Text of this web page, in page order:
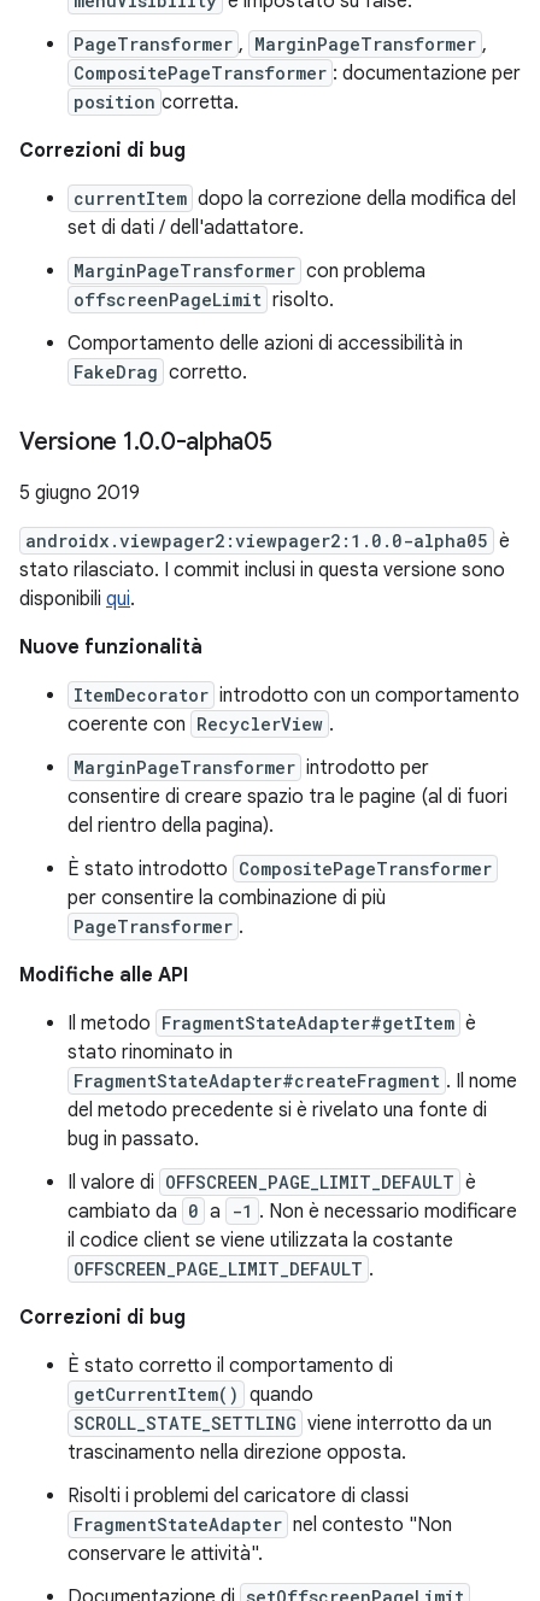
PageTransformer , MarginPageTransformer ,
CompositePageTransformer : documentazione per
position corretta.
Correzioni di bug
currentItem dopo la correzione della modifica del
set di dati / dell'adattatore.
MarginPageTransformer con problema
offscreenPageLimit risolto.
Comportamento delle azioni di accessibilità in
FakeDrag corretto.
Versione 1.0.0-alpha05
5 giugno 2019
androidx.viewpager2:viewpager2:1.0.0-alpha05 è
stato rilasciato. I commit inclusi in questa versione sono
disponibili qui.
Nuove funzionalità
ItemDecorator introdotto con un comportamento
coerente con RecyclerView .
MarginPageTransformer introdotto per
consentire di creare spazio tra le pagine (al di fuori
del rientro della pagina).
È stato introdotto CompositePageTransformer
per consentire la combinazione di più
PageTransformer .
Modifiche alle API
Il metodo FragmentStateAdapter#getItem è
stato rinominato in
FragmentStateAdapter#createFragment . Il nome
del metodo precedente si è rivelato una fonte di
bug in passato.
Il valore di OFFSCREEN_PAGE_LIMIT_DEFAULT è
cambiato da 0 a -1 . Non è necessario modificare
il codice client se viene utilizzata la costante
OFFSCREEN_PAGE_LIMIT_DEFAULT .
Correzioni di bug
È stato corretto il comportamento di
getCurrentItem() quando
SCROLL_STATE_SETTLING viene interrotto da un
trascinamento nella direzione opposta.
Risolti i problemi del caricatore di classi
FragmentStateAdapter nel contesto "Non
conservare le attività".